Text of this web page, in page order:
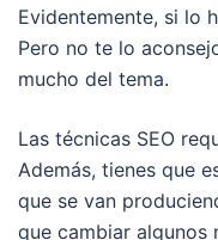
Evidentemente, si lo
Pero no te lo
mucho del tema.
Las técnicas SEO
Además, tienes que
que se van
que cambiar